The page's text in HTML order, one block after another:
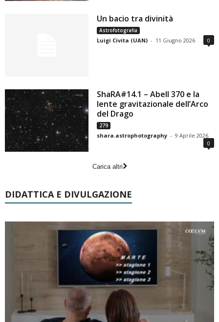
Un bacio tra divinità
Astrofotografia
Luigi Civita (UAN) - 11 Giugno 2026 0
ShaRA#14.1 – Abell 370 e la
lente gravitazionale dell’Arco
del Drago
279
shara.astrophotography - 9 Aprile 2026
0
Carica altri
DIDATTICA E DIVULGAZIONE